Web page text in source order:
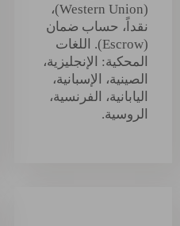
(Western Union)،
نقداً، حساب ضمان
(Escrow). اللغات
المحكية: الإنجليزية،
الصينية، الإسبانية،
اليابانية، الفرنسية،
الروسية.